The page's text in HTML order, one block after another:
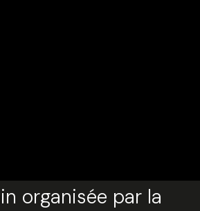
organisée par la